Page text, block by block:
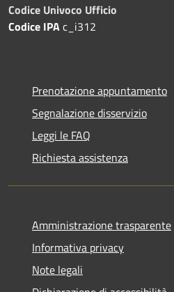
Codice Univoco Ufficio
Codice IPAc_i312
Prenotazione appuntamento
Segnalazione disservizio
Leggi le FAQ
Richiesta assistenza
Amministrazione trasparente
Informativa privacy
Note legali